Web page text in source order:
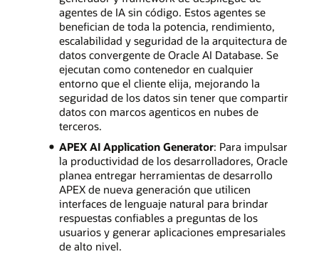
agentes de IA sin código. Estos agentes se
benefician de toda la potencia, rendimiento,
escalabilidad y seguridad de la arquitectura de
datos convergente de Oracle AI Database. Se
ejecutan como contenedor en cualquier
entorno que el cliente elija, mejorando la
seguridad de los datos sin tener que compartir
datos con marcos agenticos en nubes de
terceros.
APEX AI Application Generator: Para impulsar
la productividad de los desarrolladores, Oracle
planea entregar herramientas de desarrollo
APEX de nueva generación que utilicen
interfaces de lenguaje natural para brindar
respuestas confiables a preguntas de los
usuarios y generar aplicaciones empresariales
de alto nivel.